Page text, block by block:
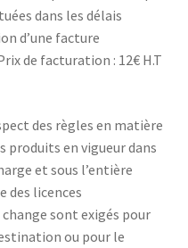
dans les délais
d’une facture
de facturation : 12€ H.T
des règles en matière
produits en vigueur dans
et sous l’entière
des licences
sont exigés pour
ou pour le